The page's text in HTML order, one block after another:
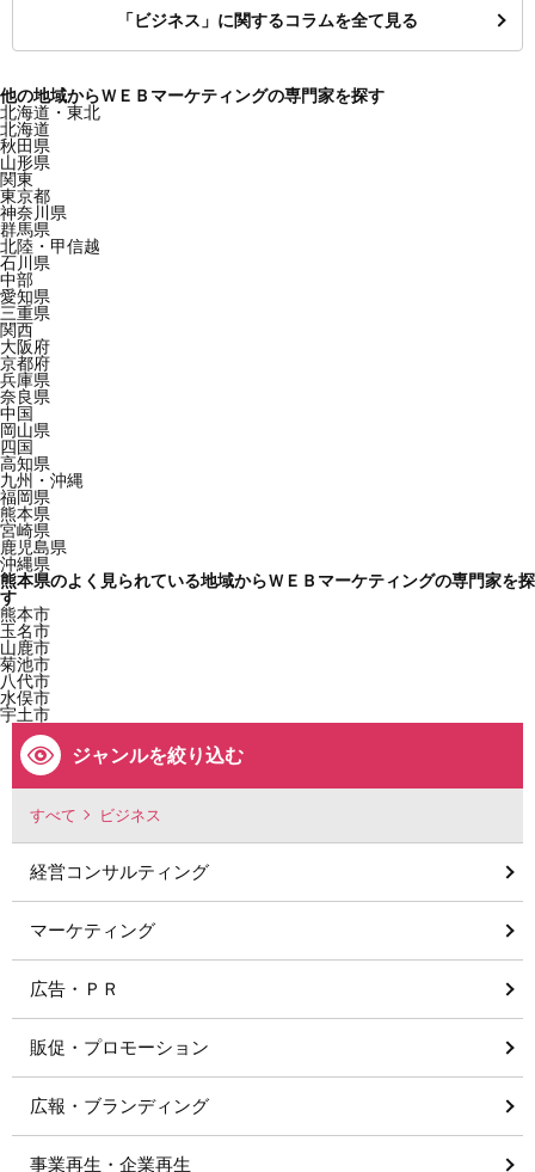
「ビジネス」に関するコラムを全て見る
他の地域からＷＥＢマーケティングの専門家を探す
北海道・東北
北海道
秋田県
山形県
関東
東京都
神奈川県
群馬県
北陸・甲信越
石川県
中部
愛知県
三重県
関西
大阪府
京都府
兵庫県
奈良県
中国
岡山県
四国
高知県
九州・沖縄
福岡県
熊本県
宮崎県
鹿児島県
沖縄県
熊本県のよく見られている地域からＷＥＢマーケティングの専門家を探
す
熊本市
玉名市
山鹿市
菊池市
八代市
水俣市
宇土市
ジャンルを絞り込む
すべて ビジネス
経営コンサルティング
マーケティング
広告・ＰＲ
販促・プロモーション
広報・ブランディング
事業再生・企業再生